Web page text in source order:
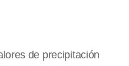
de precipitación